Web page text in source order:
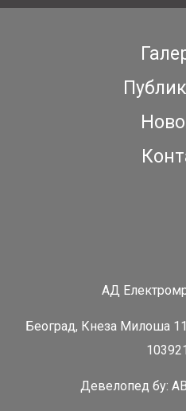
АД
Београд, Кнеза Милоша
Девелопед бy: